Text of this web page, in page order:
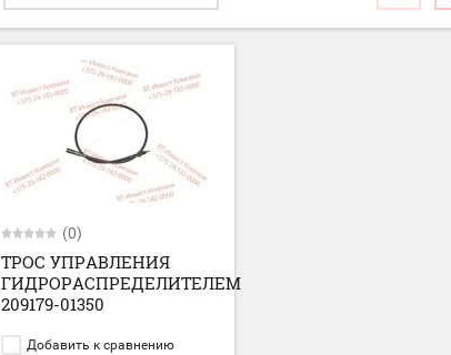
(0)
ТРОС УПРАВЛЕНИЯ
ГИДРОРАСПРЕДЕЛИТЕЛЕМ
209179-01350
Добавить к сравнению